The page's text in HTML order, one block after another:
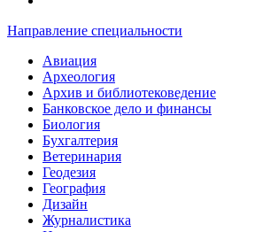
Направление специальности
Авиация
Археология
Архив и библиотековедение
Банковское дело и финансы
Биология
Бухгалтерия
Ветеринария
Геодезия
География
Дизайн
Журналистика